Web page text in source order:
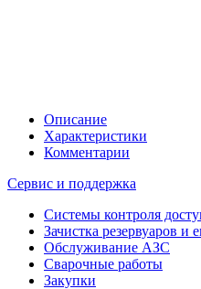
Описание
Характеристики
Комментарии
Сервис и поддержка
Системы контроля
Зачистка резервуаров и
Обслуживание АЗС
Сварочные работы
Закупки